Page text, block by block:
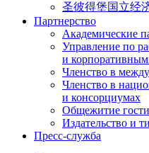
圣彼得堡国立经
Партнерство
Академические
Управление по
и
Членство в
Членство в
и консорциумах
Общежитие
Издательство и
Пресс-служба